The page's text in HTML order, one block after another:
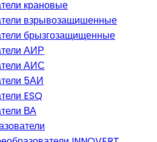
крановые
взрывозащишенные
брызгозащищенные
АИР
АИС
5АИ
ESQ
ВА